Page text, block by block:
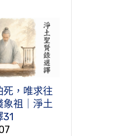
死，唯求往
象祖｜淨土
31